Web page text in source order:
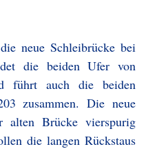
neue Schleibrücke bei
die beiden Ufer von
führt auch die beiden
zusammen. Die neue
Brücke vierspurig
die langen Rückstaus